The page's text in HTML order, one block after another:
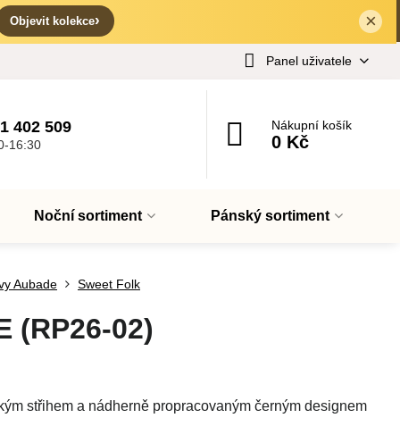
✕×
Objevit kolekce›
Panel uživatele
402 509
16:30
Nákupní košík
0 Kč
Noční sortiment Pánský sortiment
Aubade Sweet Folk
(RP26-02)
střihem a nádherně propracovaným černým designem